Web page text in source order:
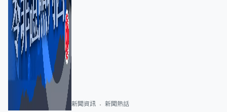
新聞資訊 新聞熱話